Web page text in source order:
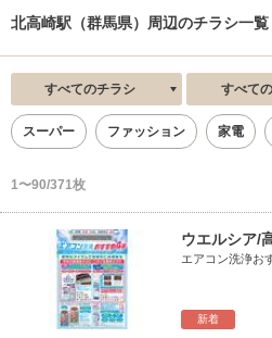
北高崎駅（群馬県）周辺のチラシ一覧
すべてのチラシ すべて
スーパー ファッション 家電
1〜90/371枚
新着
ウエルシア/
エアコン洗浄お